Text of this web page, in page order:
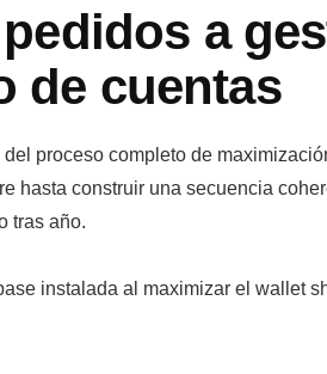
a
de cuentas
proceso completo de
hasta construir una secuencia
tras año.
instalada al maximizar el wallet